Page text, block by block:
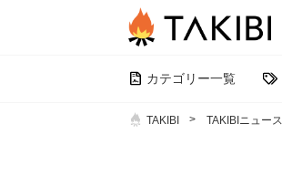
カテゴリー一覧
TAKIBI TAKIBIニュース